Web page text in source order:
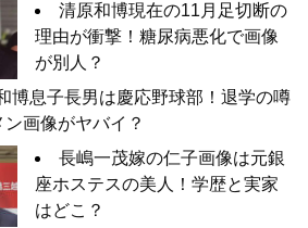
清原和博現在の11月足切断の
理由が衝撃！糖尿病悪化で画像
が別人？
博息子長男は慶応野球部！退学の噂
ン画像がヤバイ？
長嶋一茂嫁の仁子画像は元銀
座ホステスの美人！学歴と実家
はどこ？